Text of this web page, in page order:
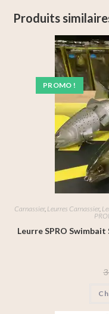
Produits
PROMO !
Carnassier, Leurres Carnassier,
Leurre SPRO Swimbait